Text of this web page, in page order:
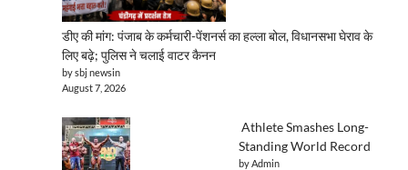
डीए की मांग: पंजाब के कर्मचारी-पेंशनर्स का हल्ला बोल, विधानसभा घेराव के
लिए बढ़े; पुलिस ने चलाई वाटर कैनन
by sbj newsin
August 7, 2026
Athlete Smashes Long-
Standing World Record
by Admin